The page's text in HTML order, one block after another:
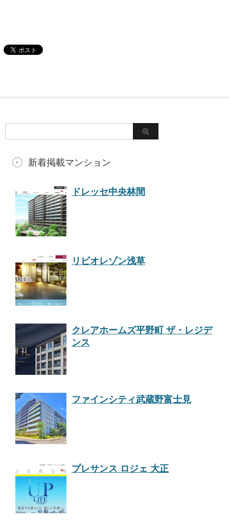
新着掲載マンション
ドレッセ中央林間
リビオレゾン浅草
クレアホームズ平野町 ザ・レジデ
ンス
ファインシティ武蔵野富士見
プレサンス ロジェ 大正